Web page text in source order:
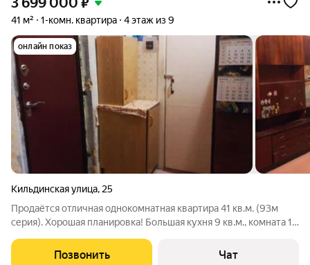
41 м² 1-комн. квартира 4 этаж из 9
онлайн показ
Кильдинская улица, 25
Продаётся отличная однокомнатная квартира 41 кв.м. (93м
серия). Хорошая планировка! Большая кухня 9 кв.м., комната 19
замена водных коммуникаций, новые счетчики, хорошая
Позвонить Чат